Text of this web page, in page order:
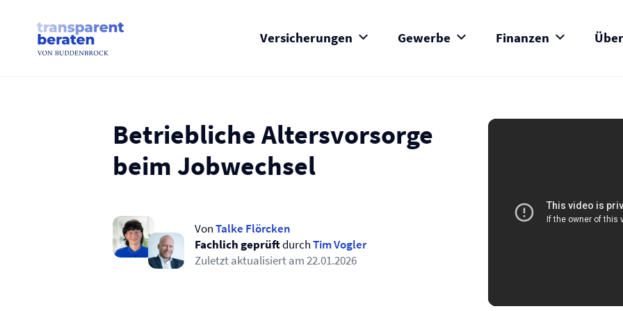
Versicherungen Gewerbe Finanzen
content
Betriebliche Altersvorsorge
beim Jobwechsel
VonTalke Flörcken
Fachlich geprüftdurchTim Vogler
Zuletzt aktualisiert am22.01.2026